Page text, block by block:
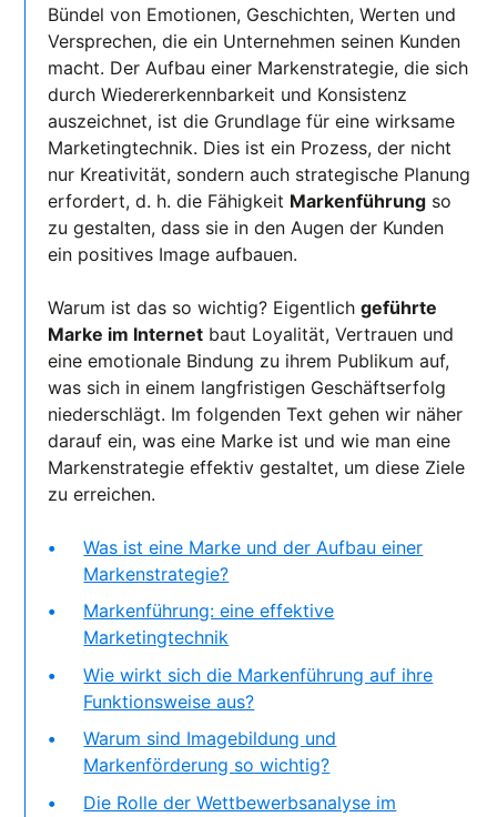
Bündel von Emotionen, Geschichten, Werten und
Versprechen, die ein Unternehmen seinen Kunden
macht. Der Aufbau einer Markenstrategie, die sich
durch Wiedererkennbarkeit und Konsistenz
auszeichnet, ist die Grundlage für eine wirksame
Marketingtechnik. Dies ist ein Prozess, der nicht
nur Kreativität, sondern auch strategische Planung
erfordert, d. h. die Fähigkeit Markenführung so
zu gestalten, dass sie in den Augen der Kunden
ein positives Image aufbauen.
Warum ist das so wichtig? Eigentlichgeführte
Marke im Internet baut Loyalität, Vertrauen und
eine emotionale Bindung zu ihrem Publikum auf,
was sich in einem langfristigen Geschäftserfolg
niederschlägt. Im folgenden Text gehen wir näher
darauf ein, was eine Marke ist und wie man eine
Markenstrategie effektiv gestaltet, um diese Ziele
zu erreichen.
Was ist eine Marke und der Aufbau einer
Markenstrategie?
Markenführung: eine effektive
Marketingtechnik
Wie wirkt sich die Markenführung auf ihre
Funktionsweise aus?
Warum sind Imagebildung und
Markenförderung so wichtig?
Die Rolle der Wettbewerbsanalyse im